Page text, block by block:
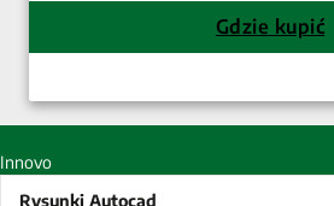
Gdzie kupić
Innovo
Rysunki Autocad